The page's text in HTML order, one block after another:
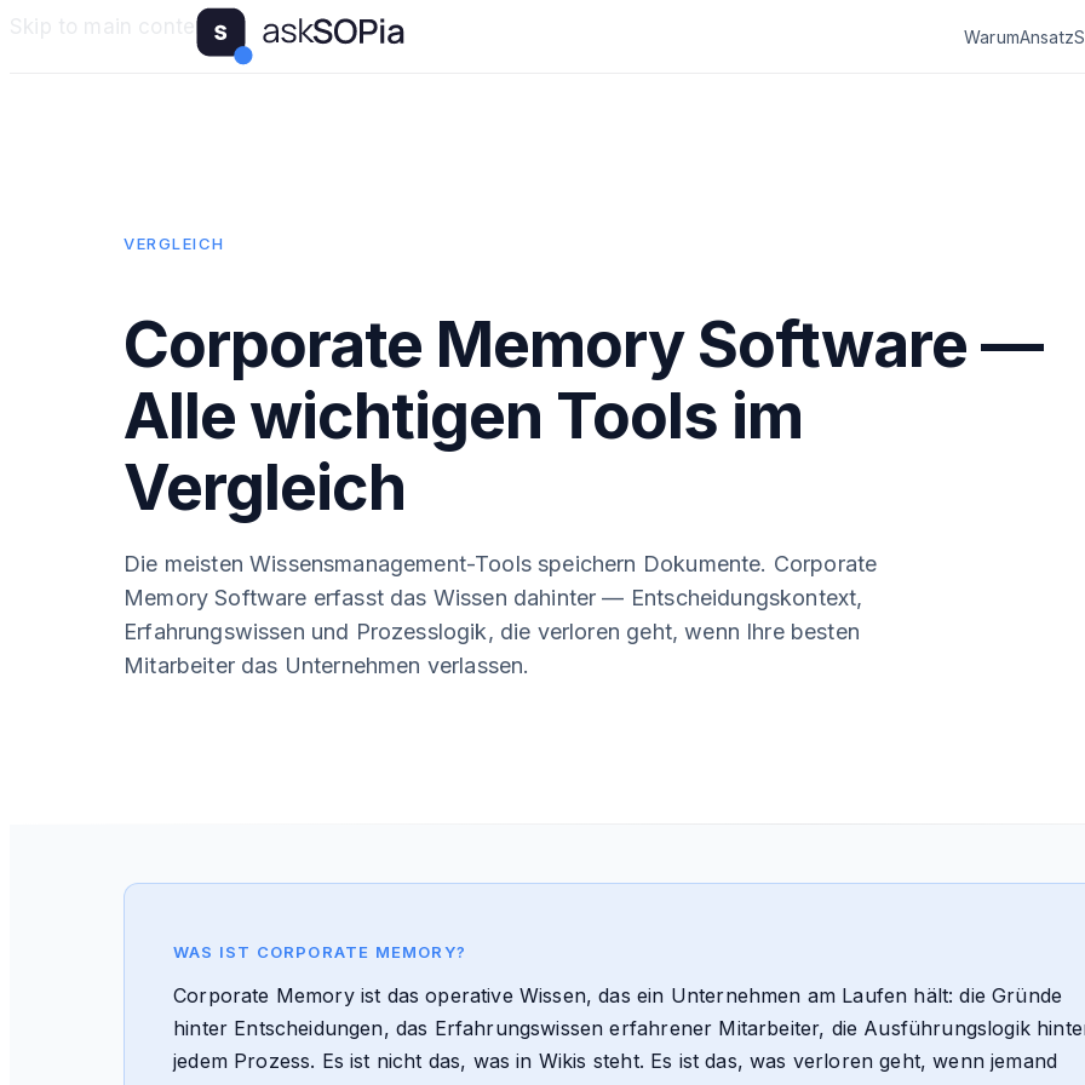
Skip to main content WarumAnsatz
VERGLEICH
Corporate Memory Software —
Alle wichtigen Tools im
Vergleich
Die meisten Wissensmanagement-Tools speichern Dokumente. Corporate
Memory Software erfasst das Wissen dahinter — Entscheidungskontext,
Erfahrungswissen und Prozesslogik, die verloren geht, wenn Ihre besten
Mitarbeiter das Unternehmen verlassen.
WAS IST CORPORATE MEMORY?
Corporate Memory ist das operative Wissen, das ein Unternehmen am Laufen hält: die Gründe
hinter Entscheidungen, das Erfahrungswissen erfahrener Mitarbeiter, die Ausführungslogik
jedem Prozess. Es ist nicht das, was in Wikis steht. Es ist das, was verloren geht, wenn jemand